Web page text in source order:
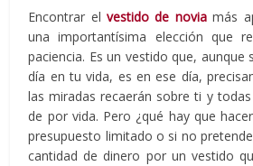
Encontrar elvestido de noviamás
una importantísima elección que
paciencia. Es un vestido que, aunque
día en tu vida, es en ese día,
las miradas recaerán sobre ti y
de por vida. Pero ¿qué hay que
presupuesto limitado o si no
cantidad de dinero por un vestido